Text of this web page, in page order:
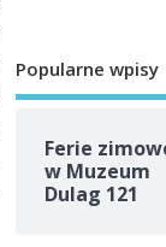
Popularne wpisy
Ferie
w Muzeum
Dulag 121